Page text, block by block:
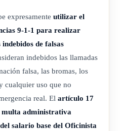
Emergencias 9-1-1:
de comunicación con una base
particulares, que integre, con el
expresamente utilizar el
9-1-1 para realizar
de falsas
indebidos las llamadas
falsa, las bromas, los
cualquier uso que no
real. El artículo 17
multa administrativa
salario base del Oficinista